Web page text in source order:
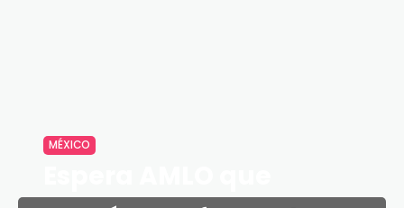
MÉXICO